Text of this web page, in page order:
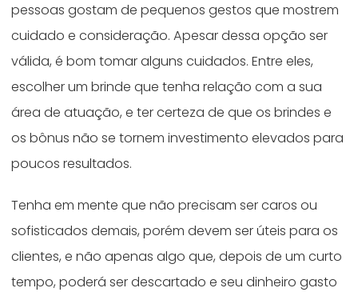
pessoas gostam de pequenos gestos que mostrem
cuidado e consideração. Apesar dessa opção ser
válida, é bom tomar alguns cuidados. Entre eles,
escolher um brinde que tenha relação com a sua
área de atuação, e ter certeza de que os brindes e
os bônus não se tornem investimento elevados para
poucos resultados.
Tenha em mente que não precisam ser caros ou
sofisticados demais, porém devem ser úteis para os
clientes, e não apenas algo que, depois de um curto
tempo, poderá ser descartado e seu dinheiro gasto